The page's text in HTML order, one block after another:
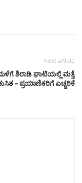
Next article
ಶಿರಾಡಿ ಘಾಟಿಯಲ್ಲಿ ಮತ್ತೆ
– ಪ್ರಯಾಣಿಕರಿಗೆ ಎಚ್ಚರಿಕೆ